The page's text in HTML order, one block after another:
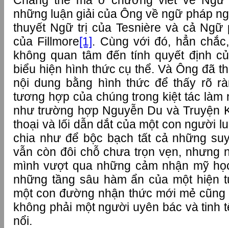
những luận giải của Ông về ngữ pháp
thuyết Ngữ trị của Tesnière và cả Ngữ
của Fillmore[1]. Cùng với đó, hẳn
không quan tâm đến tính quyết định
biểu hiện hình thức cụ thể. Và Ông đã
nội dung bằng hình thức để thấy rõ
tương hợp của chúng trong kiệt tác làm
như trường hợp Nguyễn Du và Truyện
thoại và lối dẫn dắt của một con người
chia như để bộc bạch tất cả những
vẫn còn đôi chỗ chưa trọn vẹn, nhưng
mình vượt qua những cảm nhận mỹ
những tầng sâu hàm ẩn của một hiện
một con đường nhận thức mới mẻ
không phải một người uyên bác và tinh
nổi.